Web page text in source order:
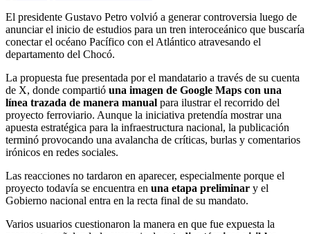
El presidente Gustavo Petro volvió a generar controversia luego de
anunciar el inicio de estudios para un tren interoceánico que buscaría
conectar el océano Pacífico con el Atlántico atravesando el
departamento del Chocó.
La propuesta fue presentada por el mandatario a través de su cuenta
de X, donde compartió una imagen de Google Maps con una
línea trazada de manera manual para ilustrar el recorrido del
proyecto ferroviario. Aunque la iniciativa pretendía mostrar una
apuesta estratégica para la infraestructura nacional, la publicación
terminó provocando una avalancha de críticas, burlas y comentarios
irónicos en redes sociales.
Las reacciones no tardaron en aparecer, especialmente porque el
proyecto todavía se encuentra en una etapa preliminar y el
Gobierno nacional entra en la recta final de su mandato.
Varios usuarios cuestionaron la manera en que fue expuesta la